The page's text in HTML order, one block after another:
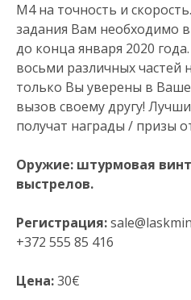
M4 на точность и
задания Вам необходимо
до конца января 2020
восьми различных частей
только Вы уверены в
вызов своему другу!
получат награды / призы
Оружие: штурмовая
выстрелов.
Регистрация:
+372 555 85 416
Цена:30€